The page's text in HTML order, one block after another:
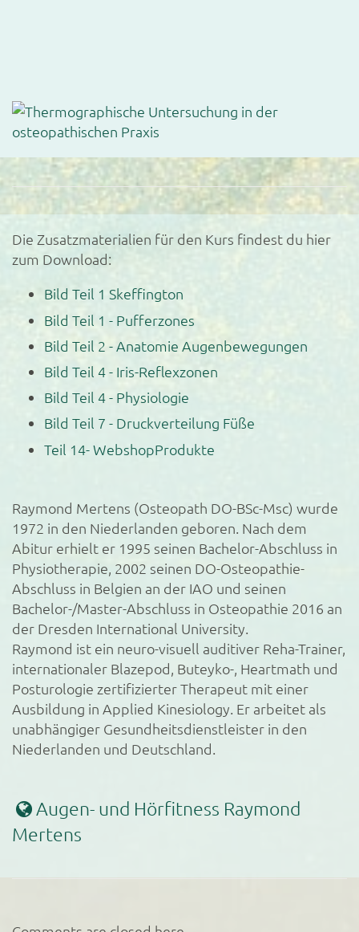
Die Zusatzmaterialien für den Kurs findest du hier
zum Download:
Bild Teil 1 Skeffington
Bild Teil 1 - Pufferzones
Bild Teil 2 - Anatomie Augenbewegungen
Bild Teil 4 - Iris-Reflexzonen
Bild Teil 4 - Physiologie
Bild Teil 7 - Druckverteilung Füße
Teil 14- WebshopProdukte
Raymond Mertens (Osteopath DO-BSc-Msc) wurde
1972 in den Niederlanden geboren. Nach dem
Abitur erhielt er 1995 seinen Bachelor-Abschluss in
Physiotherapie, 2002 seinen DO-Osteopathie-
Abschluss in Belgien an der IAO und seinen
Bachelor-/Master-Abschluss in Osteopathie 2016 an
der Dresden International University.
Raymond ist ein neuro-visuell auditiver Reha-Trainer,
internationaler Blazepod, Buteyko-, Heartmath und
Posturologie zertifizierter Therapeut mit einer
Ausbildung in Applied Kinesiology. Er arbeitet als
unabhängiger Gesundheitsdienstleister in den
Niederlanden und Deutschland.
Augen- und Hörfitness Raymond
Mertens